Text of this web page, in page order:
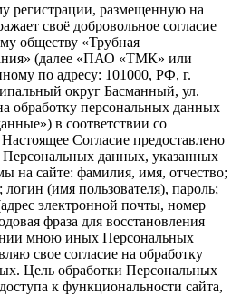
регистрации, размещенную на
своё добровольное согласие
обществу «Трубная
(далее «ПАО «ТМК» или
по адресу: 101000, РФ, г.
округ Басманный, ул.
обработку персональных данных
в соответствии со
Согласие предоставлено
данных, указанных
на сайте: фамилия, имя, отчество;
(имя пользователя), пароль;
электронной почты, номер
фраза для восстановления
мною иных Персональных
свое согласие на обработку
Цель обработки Персональных
к функциональности сайта,